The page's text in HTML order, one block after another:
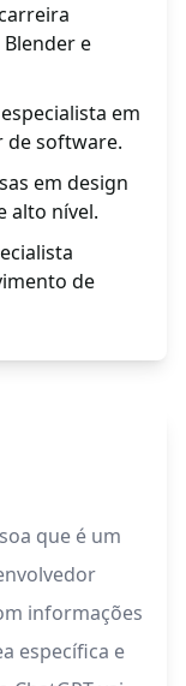
e
em
de software.
em design
alto nível.
de
que é um
informações
específica e